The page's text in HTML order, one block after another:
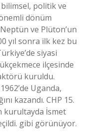
politik ve
dönüm
ve Plüton’un
yıl sonra ilk kez bu
siyasi
ilçesinde
kuruldu.
1962’de Uganda,
kazandı. CHP 15.
kurultayda İsmet
gibi görünüyor.